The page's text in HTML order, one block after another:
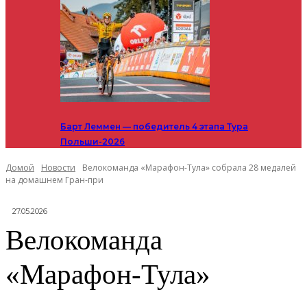
Барт Леммен — победитель 4 этапа Тура
Польши-2026
Домой Новости
Велокоманда «Марафон-Тула» собрала 28 медалей
на домашнем Гран-при
27.05.2026
Велокоманда
«Марафон-Тула»